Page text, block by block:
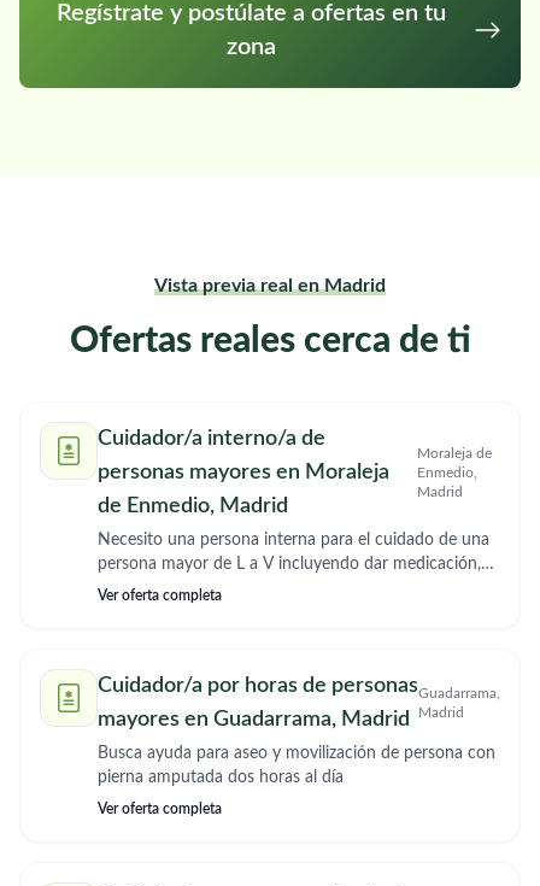
Regístrate y postúlate a ofertas en tu
zona
Vista previa real en Madrid
Ofertas reales cerca de ti
Cuidador/a interno/a de
personas mayores en Moraleja
de Enmedio, Madrid
Moraleja de
Enmedio,
Madrid
Necesito una persona interna para el cuidado de una
persona mayor de L a V incluyendo dar medicación,
comidas, limpieza. Se ofrece habitación y espacio
Ver oferta completa
Cuidador/a por horas de personas
mayores en Guadarrama, Madrid
Guadarrama,
Madrid
Busca ayuda para aseo y movilización de persona con
pierna amputada dos horas al día
Ver oferta completa